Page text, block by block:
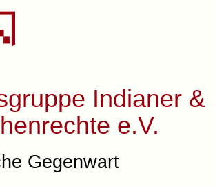
Indianer &
e.V.
Gegenwart